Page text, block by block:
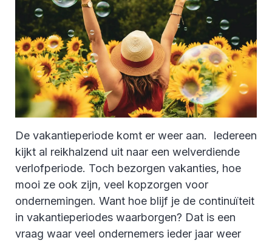
De vakantieperiode komt er weer aan. Iedereen
kijkt al reikhalzend uit naar een welverdiende
verlofperiode. Toch bezorgen vakanties, hoe
mooi ze ook zijn, veel kopzorgen voor
ondernemingen. Want hoe blijf je de continuïteit
in vakantieperiodes waarborgen? Dat is een
vraag waar veel ondernemers ieder jaar weer